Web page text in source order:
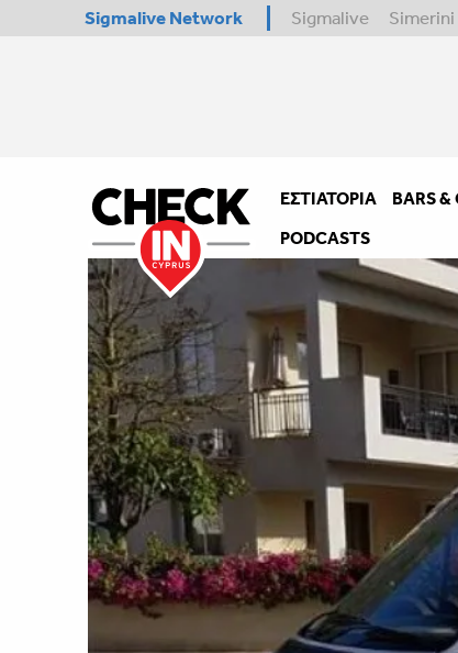
Sigmalive Network Sigmalive Simerini
ΕΣΤΙΑΤΌΡΙΑ BARS &
PODCASTS